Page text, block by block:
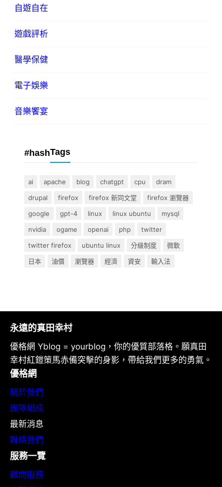
自遊自在
遊戲評析
醫學保健
電子娛樂
音樂饗宴
#hashTags
ai apache blog chatgpt cpu
dram
drupal
firefox firefox 新同文堂
firefox 瀏覽器
google
gpt-4 linux linux ubuntu
mysql
nvidia
ogame openai php
twitter
twitter firefox
ubuntu linux 分級制度
微軟
日本
油價 瀏覽器 經濟 資安 輸入法
永遠的真田幸村
優格網 Yblog = yourblog，你的優質部落格。願真田
幸村紅鎧策馬赤備突擊的身影，帶給我們更多的勇氣。
優格網
關於我們
團隊組成
最新消息
聯絡我們
服務一覽
顧問服務